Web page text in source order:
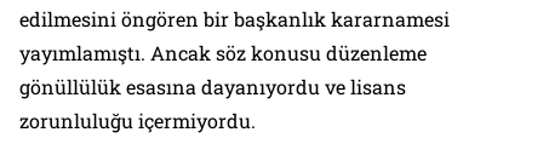
edilmesini öngören bir başkanlık kararnamesi
yayımlamıştı. Ancak söz konusu düzenleme
gönüllülük esasına dayanıyordu ve lisans
zorunluluğu içermiyordu.